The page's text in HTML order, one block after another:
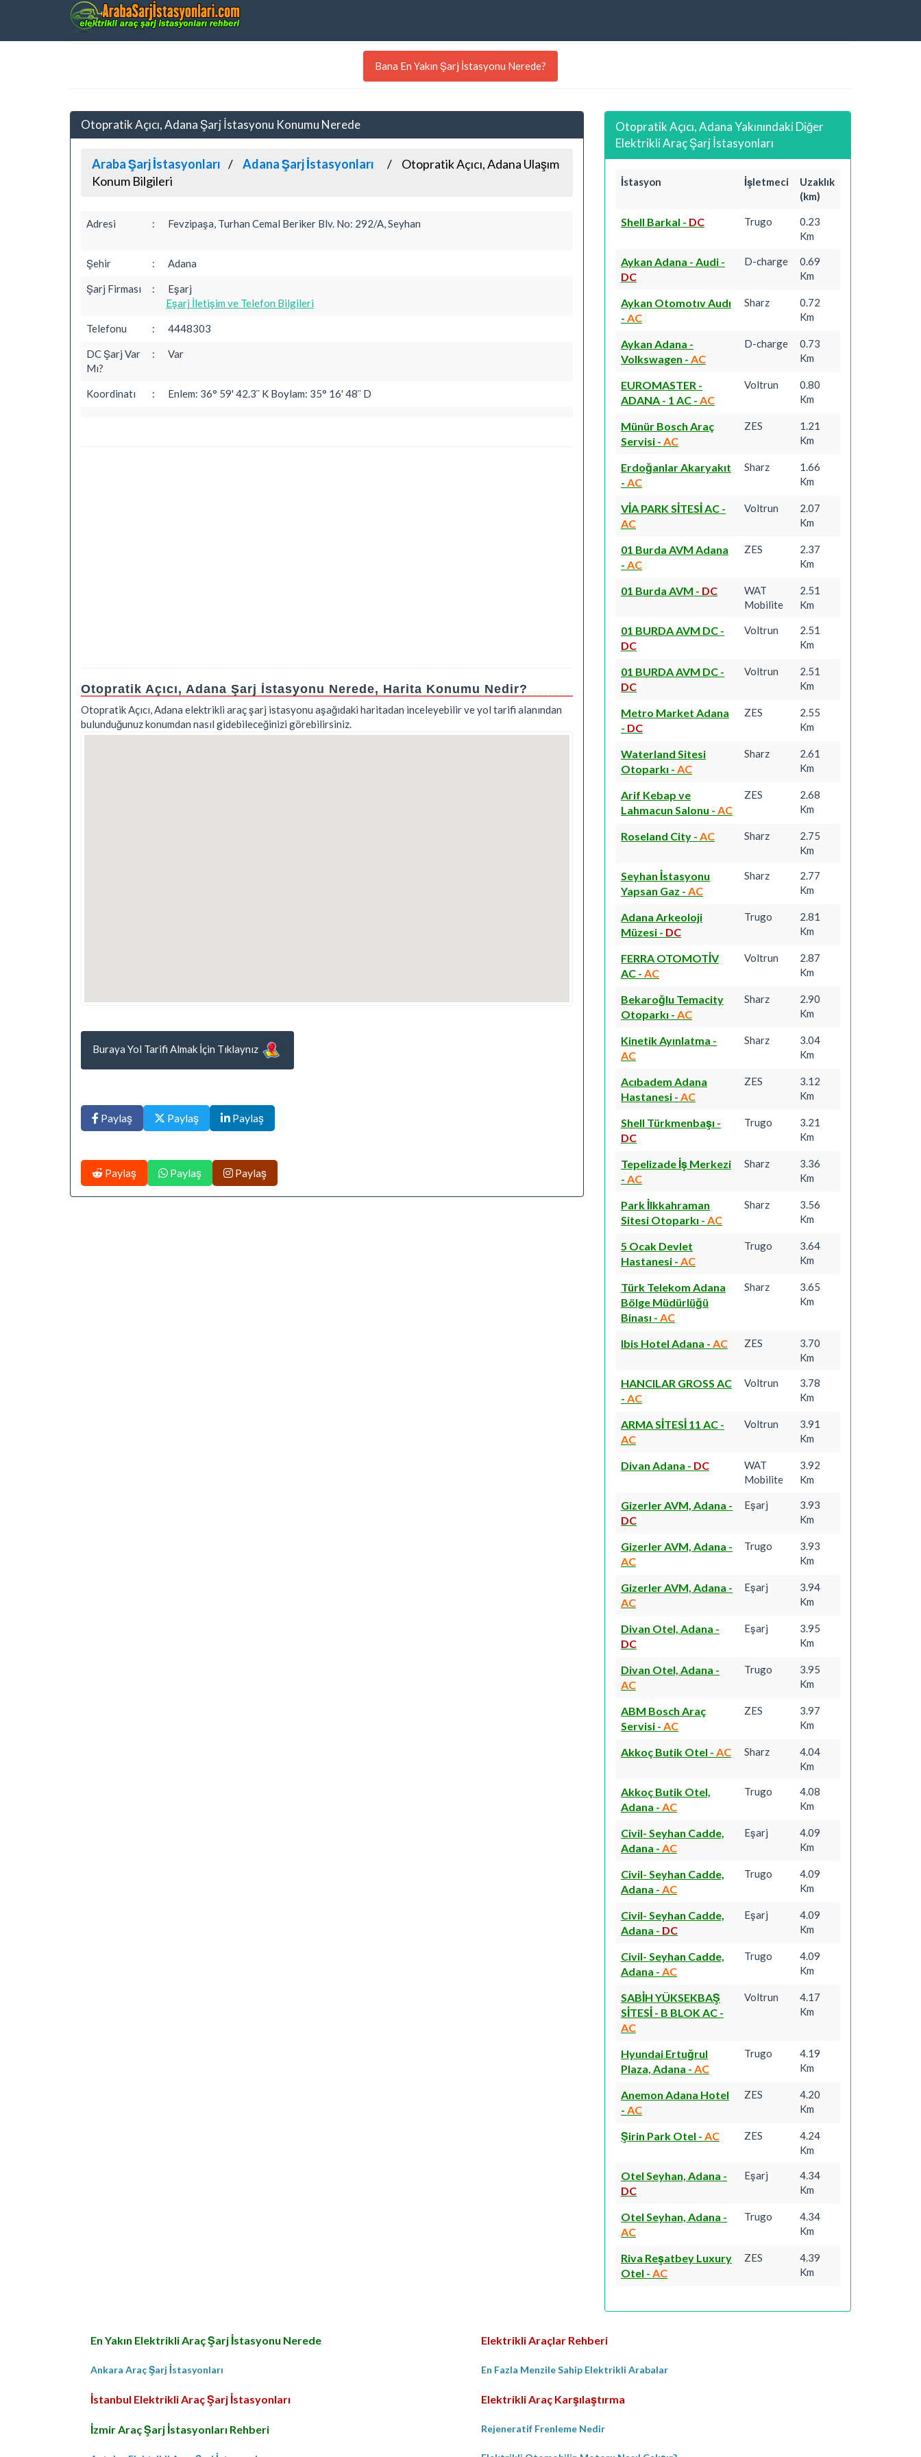
Bana En Yakın Şarj İstasyonu Nerede?
Otopratik Açıcı, Adana Şarj İstasyonu Konumu Nerede
Araba Şarj İstasyonları Adana Şarj İstasyonları
Otopratik Açıcı, Adana Ulaşım
Konum Bilgileri
Adresi : Fevzipaşa, Turhan Cemal Beriker Blv. No: 292/A, Seyhan
Şehir : Adana
Şarj Firması :
Eşarj
Eşarj İletişim ve Telefon Bilgileri
Telefonu : 4448303
DC Şarj Var
Mı?
: Var
Koordinatı : Enlem: 36° 59' 42.3¨ K Boylam: 35° 16' 48¨ D
Otopratik Açıcı, Adana Şarj İstasyonu Nerede, Harita Konumu Nedir?
Otopratik Açıcı, Adana elektrikli araç şarj istasyonu aşağıdaki haritadan inceleyebilir ve yol tarifi alanından
bulunduğunuz konumdan nasıl gidebileceğinizi görebilirsiniz.
Buraya Yol Tarifi Almak İçin Tıklaynız
Paylaş Paylaş Paylaş
Paylaş Paylaş Paylaş
Otopratik Açıcı, Adana Yakınındaki Diğer
Elektrikli Araç Şarj İstasyonları
İstasyon İşletmeci
Uzaklık
(km)
Shell Barkal - DC Trugo
0.23
Km
Aykan Adana - Audi -
DC
D-charge
0.69
Km
Aykan Otomotıv Audı
- AC
Sharz
0.72
Km
Aykan Adana -
Volkswagen - AC
D-charge
0.73
Km
EUROMASTER -
ADANA - 1 AC - AC
Voltrun
0.80
Km
Münür Bosch Araç
Servisi - AC
ZES
1.21
Km
Erdoğanlar Akaryakıt
- AC
Sharz
1.66
Km
VİA PARK SİTESİ AC -
AC
Voltrun
2.07
Km
01 Burda AVM Adana
- AC
ZES
2.37
Km
01 Burda AVM - DC
WAT
Mobilite
2.51
Km
01 BURDA AVM DC -
DC
Voltrun
2.51
Km
01 BURDA AVM DC -
DC
Voltrun
2.51
Km
Metro Market Adana
- DC
ZES
2.55
Km
Waterland Sitesi
Otoparkı - AC
Sharz
2.61
Km
Arif Kebap ve
Lahmacun Salonu - AC
ZES
2.68
Km
Roseland City - AC Sharz
2.75
Km
Seyhan İstasyonu
Yapsan Gaz - AC
Sharz
2.77
Km
Adana Arkeoloji
Müzesi - DC
Trugo
2.81
Km
FERRA OTOMOTİV
AC - AC
Voltrun
2.87
Km
Bekaroğlu Temacity
Otoparkı - AC
Sharz
2.90
Km
Kinetik Ayınlatma -
AC
Sharz
3.04
Km
Acıbadem Adana
Hastanesi - AC
ZES
3.12
Km
Shell Türkmenbaşı -
DC
Trugo
3.21
Km
Tepelizade İş Merkezi
- AC
Sharz
3.36
Km
Park İlkkahraman
Sitesi Otoparkı - AC
Sharz
3.56
Km
5 Ocak Devlet
Hastanesi - AC
Trugo
3.64
Km
Türk Telekom Adana
Bölge Müdürlüğü
Binası - AC
Sharz
3.65
Km
Ibis Hotel Adana - AC ZES
3.70
Km
HANCILAR GROSS AC
- AC
Voltrun
3.78
Km
ARMA SİTESİ 11 AC -
AC
Voltrun
3.91
Km
Divan Adana - DC
WAT
Mobilite
3.92
Km
Gizerler AVM, Adana -
DC
Eşarj
3.93
Km
Gizerler AVM, Adana -
AC
Trugo
3.93
Km
Gizerler AVM, Adana -
AC
Eşarj
3.94
Km
Divan Otel, Adana -
DC
Eşarj
3.95
Km
Divan Otel, Adana -
AC
Trugo
3.95
Km
ABM Bosch Araç
Servisi - AC
ZES
3.97
Km
Akkoç Butik Otel - AC Sharz
4.04
Km
Akkoç Butik Otel,
Adana - AC
Trugo
4.08
Km
Civil- Seyhan Cadde,
Adana - AC
Eşarj
4.09
Km
Civil- Seyhan Cadde,
Adana - AC
Trugo
4.09
Km
Civil- Seyhan Cadde,
Adana - DC
Eşarj
4.09
Km
Civil- Seyhan Cadde,
Adana - AC
Trugo
4.09
Km
SABİH YÜKSEKBAŞ
SİTESİ - B BLOK AC -
AC
Voltrun
4.17
Km
Hyundai Ertuğrul
Plaza, Adana - AC
Trugo
4.19
Km
Anemon Adana Hotel
- AC
ZES
4.20
Km
Şirin Park Otel - AC ZES
4.24
Km
Otel Seyhan, Adana -
DC
Eşarj
4.34
Km
Otel Seyhan, Adana -
AC
Trugo
4.34
Km
Riva Reşatbey Luxury
Otel - AC
ZES
4.39
Km
En Yakın Elektrikli Araç Şarj İstasyonu Nerede
Ankara Araç Şarj İstasyonları
İstanbul Elektrikli Araç Şarj İstasyonları
İzmir Araç Şarj İstasyonları Rehberi
Elektrikli Araçlar Rehberi
En Fazla Menzile Sahip Elektrikli Arabalar
Elektrikli Araç Karşılaştırma
Rejeneratif Frenleme Nedir